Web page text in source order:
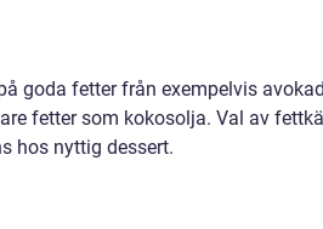
goda fetter från exempelvis
fetter som kokosolja. Val av
hos nyttig dessert.